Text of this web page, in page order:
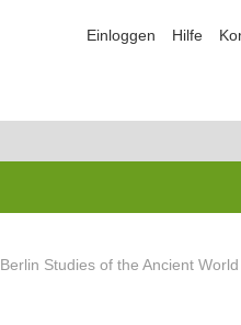
Einloggen Hilfe
Berlin Studies of the Ancient World